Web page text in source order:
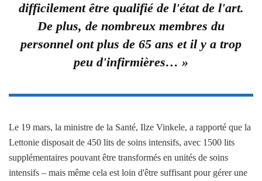
difficilement être qualifié de l'état de l'art.
De plus, de nombreux membres du
personnel ont plus de 65 ans et il y a trop
peu d'infirmières… »
Le 19 mars, la ministre de la Santé, Ilze Vinkele, a rapporté que la
Lettonie disposait de 450 lits de soins intensifs, avec 1500 lits
supplémentaires pouvant être transformés en unités de soins
intensifs – mais même cela est loin d'être suffisant pour gérer une